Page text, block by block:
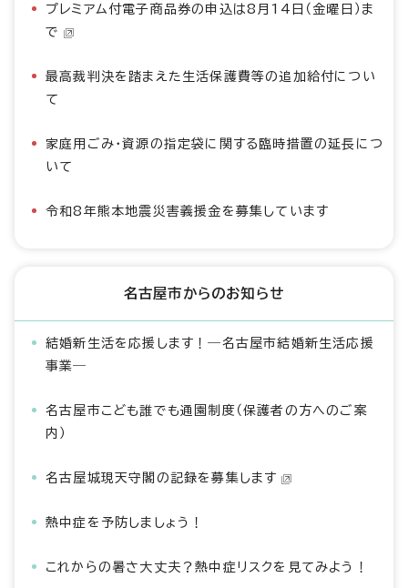
プレミアム付電子商品券の申込は8月14日（金曜日）ま
で
最高裁判決を踏まえた生活保護費等の追加給付につい
て
家庭用ごみ・資源の指定袋に関する臨時措置の延長につ
いて
令和8年熊本地震災害義援金を募集しています
名古屋市からのお知らせ
結婚新生活を応援します！―名古屋市結婚新生活応援
事業―
名古屋市こども誰でも通園制度（保護者の方へのご案
内）
名古屋城現天守閣の記録を募集します
熱中症を予防しましょう！
これからの暑さ大丈夫？熱中症リスクを見てみよう！